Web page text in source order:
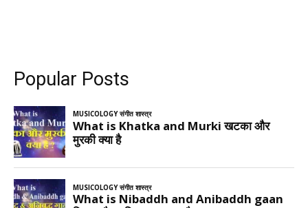
Popular Posts